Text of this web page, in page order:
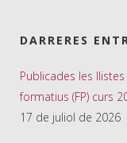
DARRERES
Publicades les
formatius (FP) curs
17 de juliol de 2026